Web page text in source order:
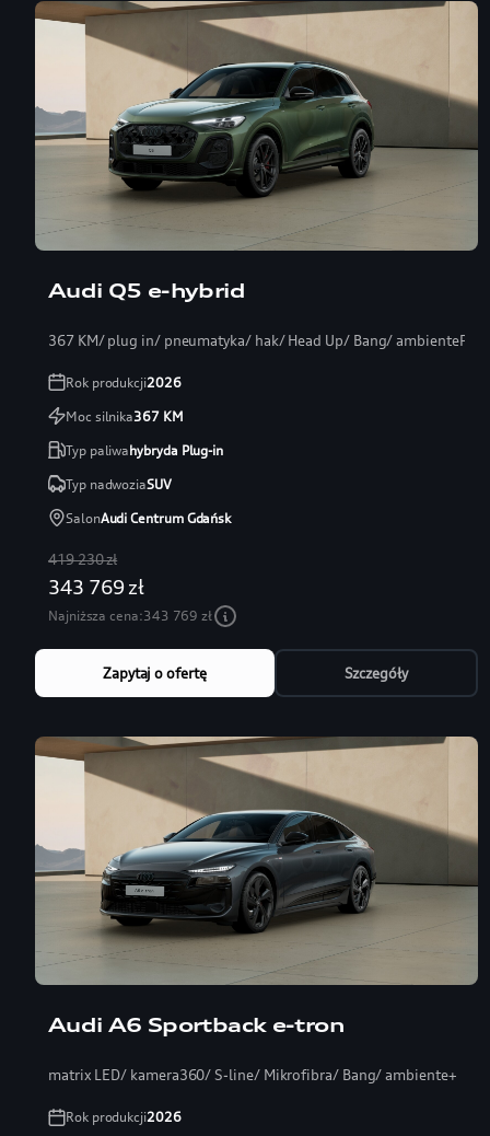
Audi Q5 e-hybrid
367 KM/ plug in/ pneumatyka/ hak/ Head Up/ Bang/ ambientePRO
Rok produkcji2026
Moc silnika367KM
Typ paliwahybryda Plug-in
Typ nadwoziaSUV
SalonAudi Centrum Gdańsk
419 230 zł
343 769 zł
Najniższa cena:343 769 zł
Zapytaj o ofertę Szczegóły
Audi A6 Sportback e-tron
matrix LED/ kamera360/ S-line/ Mikrofibra/ Bang/ ambiente+
Rok produkcji2026